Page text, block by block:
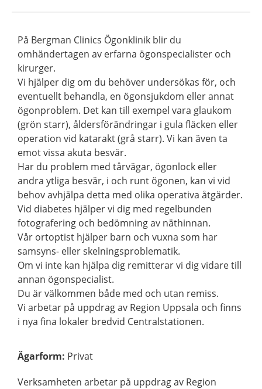
På Bergman Clinics Ögonklinik blir du
omhändertagen av erfarna ögonspecialister och
kirurger.
Vi hjälper dig om du behöver undersökas för, och
eventuellt behandla, en ögonsjukdom eller annat
ögonproblem. Det kan till exempel vara glaukom
(grön starr), åldersförändringar i gula fläcken eller
operation vid katarakt (grå starr). Vi kan även ta
emot vissa akuta besvär.
Har du problem med tårvägar, ögonlock eller
andra ytliga besvär, i och runt ögonen, kan vi vid
behov avhjälpa detta med olika operativa åtgärder.
Vid diabetes hjälper vi dig med regelbunden
fotografering och bedömning av näthinnan.
Vår ortoptist hjälper barn och vuxna som har
samsyns- eller skelningsproblematik.
Om vi inte kan hjälpa dig remitterar vi dig vidare till
annan ögonspecialist.
Du är välkommen både med och utan remiss.
Vi arbetar på uppdrag av Region Uppsala och finns
i nya fina lokaler bredvid Centralstationen.
Ägarform: Privat
Verksamheten arbetar på uppdrag av Region